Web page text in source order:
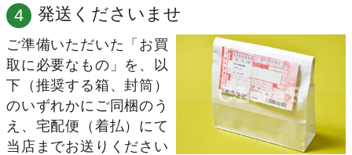
4 発送くださいませ
ご準備いただいた「お買
取に必要なもの」を、以
下（推奨する箱、封筒）
のいずれかにご同梱のう
え、宅配便（着払）にて
当店までお送りください